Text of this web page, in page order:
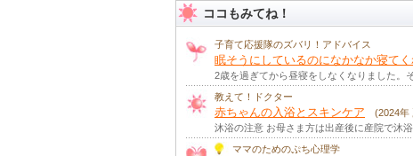
ココもみてね！
子育て応援隊のズバリ！アドバイス
眠そうにしているのになかなか寝てく
2歳を過ぎてから昼寝をしなくなりました。
教えて！ドクター
赤ちゃんの入浴とスキンケア
(2024年
沐浴の注意 お母さま方は出産後に産院で沐
ママのためのぷち心理学